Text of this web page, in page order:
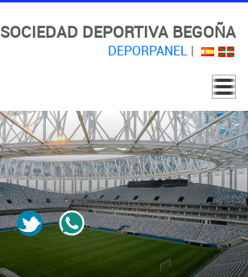
SOCIEDAD DEPORTIVA BEGOÑA
DEPORPANEL |